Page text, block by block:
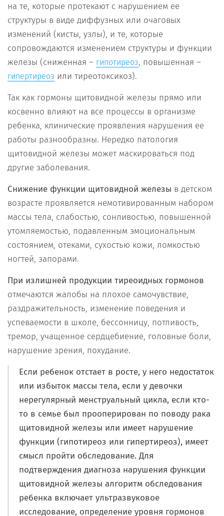
на те, которые протекают с нарушением ее
структуры в виде диффузных или очаговых
изменений (кисты, узлы), и те, которые
сопровождаются изменением структуры и функции
железы (сниженная – гипотиреоз, повышенная –
гипертиреоз или тиреотоксикоз).
Так как гормоны щитовидной железы прямо или
косвенно влияют на все процессы в организме
ребенка, клинические проявления нарушения ее
работы разнообразны. Нередко патология
щитовидной железы может маскироваться под
другие заболевания.
Снижение функции щитовидной железы в детском
возрасте проявляется немотивированным набором
массы тела, слабостью, сонливостью, повышенной
утомляемостью, подавленным эмоциональным
состоянием, отеками, сухостью кожи, ломкостью
ногтей, запорами.
При излишней продукции тиреоидных гормонов
отмечаются жалобы на плохое самочувствие,
раздражительность, изменение поведения и
успеваемости в школе, бессонницу, потливость,
тремор, учащенное сердцебиение, головные боли,
нарушение зрения, похудание.
Если ребенок отстает в росте, у него недостаток
или избыток массы тела, если у девочки
нерегулярный менструальный цикла, если кто-
то в семье был прооперирован по поводу рака
щитовидной железы или имеет нарушение
функции (гипотиреоз или гипертиреоз), имеет
смысл пройти обследование. Для
подтверждения диагноза нарушения функции
щитовидной железы алгоритм обследования
ребенка включает ультразвуковое
исследование, определение уровня гормонов